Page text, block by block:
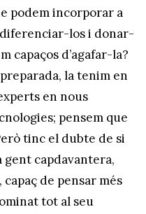
podem incorporar a
los i donar-
capaços d’agafar-la?
la tenim en
en nous
pensem que
tinc el dubte de si
gent capdavantera,
de pensar més
tot al seu